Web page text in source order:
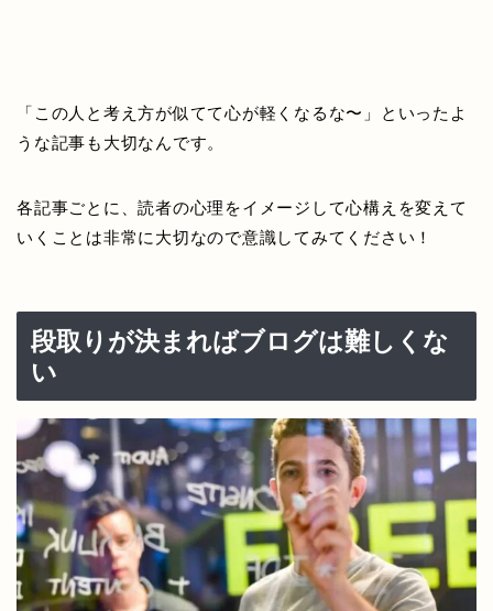
「この人と考え方が似てて心が軽くなるな〜」といったよ
うな記事も大切なんです。
各記事ごとに、読者の心理をイメージして心構えを変えて
いくことは非常に大切なので意識してみてください！
段取りが決まればブログは難しくな
い